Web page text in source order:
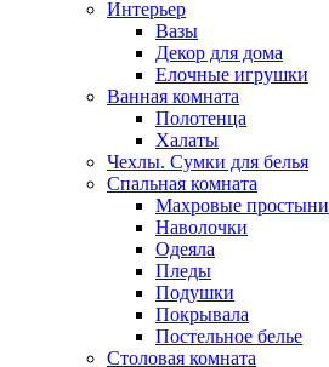
Интерьер
Вазы
Декор для дома
Елочные игрушки
Ванная комната
Полотенца
Халаты
Чехлы. Сумки для белья
Спальная комната
Махровые простыни
Наволочки
Одеяла
Пледы
Подушки
Покрывала
Постельное белье
Столовая комната